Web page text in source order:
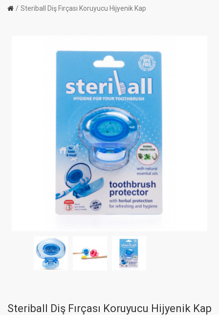
Steriball Diş Fırçası Koruyucu Hijyenik Kap
Steriball Diş Fırçası Koruyucu Hijyenik Kap